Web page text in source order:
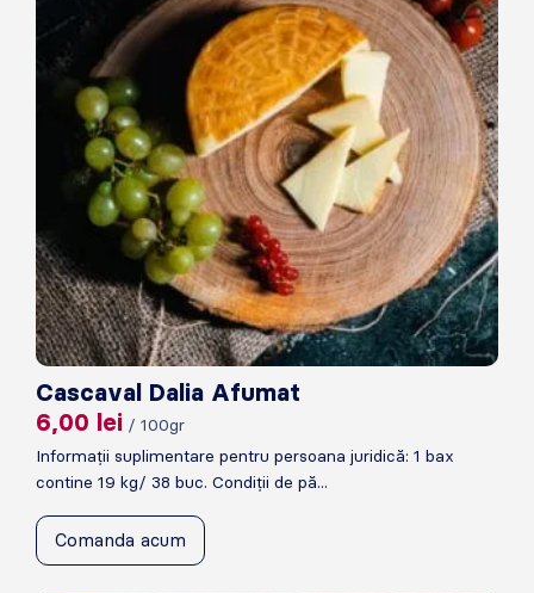
Cascaval Dalia Afumat
6,00 lei / 100gr
Informații suplimentare pentru persoana juridică: 1 bax
contine 19 kg/ 38 buc. Condiții de pă...
Comanda acum